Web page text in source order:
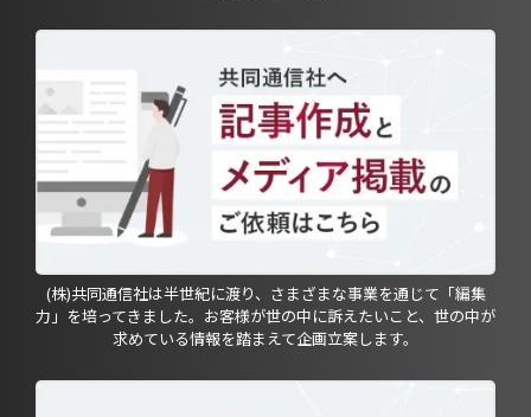
(株)共同通信社は半世紀に渡り、さまざまな事業を通じて「編集
力」を培ってきました。お客様が世の中に訴えたいこと、世の中が
求めている情報を踏まえて企画立案します。